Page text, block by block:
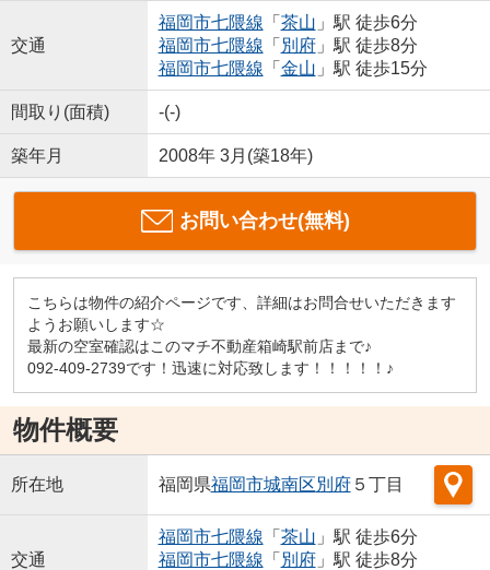
交通
福岡市七隈線 「 茶山 」駅 徒歩6分
福岡市七隈線 「 別府」駅 徒歩8分
福岡市七隈線 「 金山 」駅 徒歩15分
間取り(面積) -(-)
築年月 2008年 3月(築18年)
お問い合わせ(無料)
こちらは物件の紹介ページです、詳細はお問合せいただきます
ようお願いします☆
最新の空室確認はこのマチ不動産箱崎駅前店まで♪
092-409-2739です！迅速に対応致します！！！！！♪
物件概要
所在地 福岡県福岡市城南区別府５丁目
交通
福岡市七隈線 「 茶山 」駅 徒歩6分
福岡市七隈線 「 別府」駅 徒歩8分